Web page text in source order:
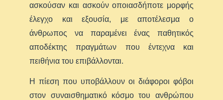
ασκούσαν και ασκούν οποιασδήποτε μορφής
έλεγχο και εξουσία, με αποτέλεσμα ο
άνθρωπος να παραμένει ένας παθητικός
αποδέκτης πραγμάτων που έντεχνα και
πειθήνια του επιβάλλονται.
Η πίεση που υποβάλλουν οι διάφοροι φόβοι
στον συναισθηματικό κόσμο του ανθρώπου